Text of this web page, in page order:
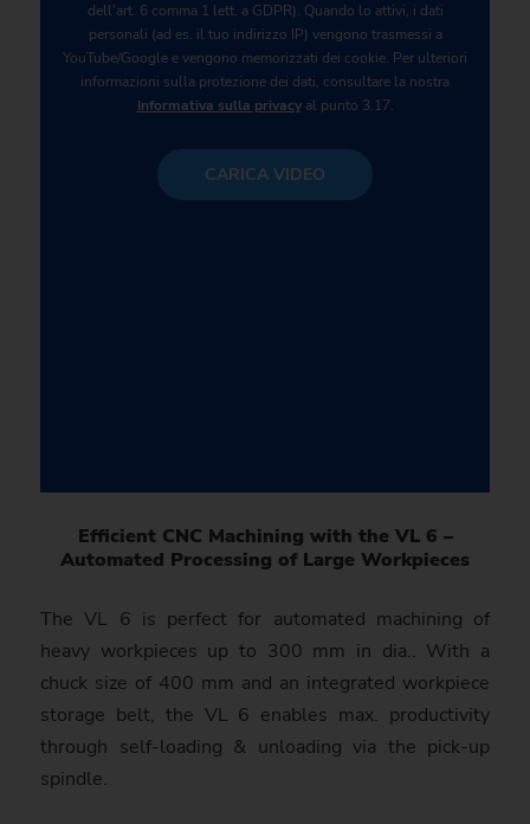
dell'art. 6 comma 1 lett. a GDPR). Quando lo attivi, i dati
personali (ad es. il tuo indirizzo IP) vengono trasmessi a
YouTube/Google e vengono memorizzati dei cookie. Per ulteriori
informazioni sulla protezione dei dati, consultare la nostra
Informativa sulla privacyal punto 3.17.
CARICA VIDEO
Efficient CNC Machining with the VL 6 –
Automated Proces­sing of Large Work­pieces
The VL 6 is perfect for auto­mated machining of
heavy workpieces up to 300 mm in dia.. With a
chuck size of 400 mm and an integrated workpiece
storage belt, the VL 6 enables max. productivity
through self-loading & unloading via the pick-up
spindle.